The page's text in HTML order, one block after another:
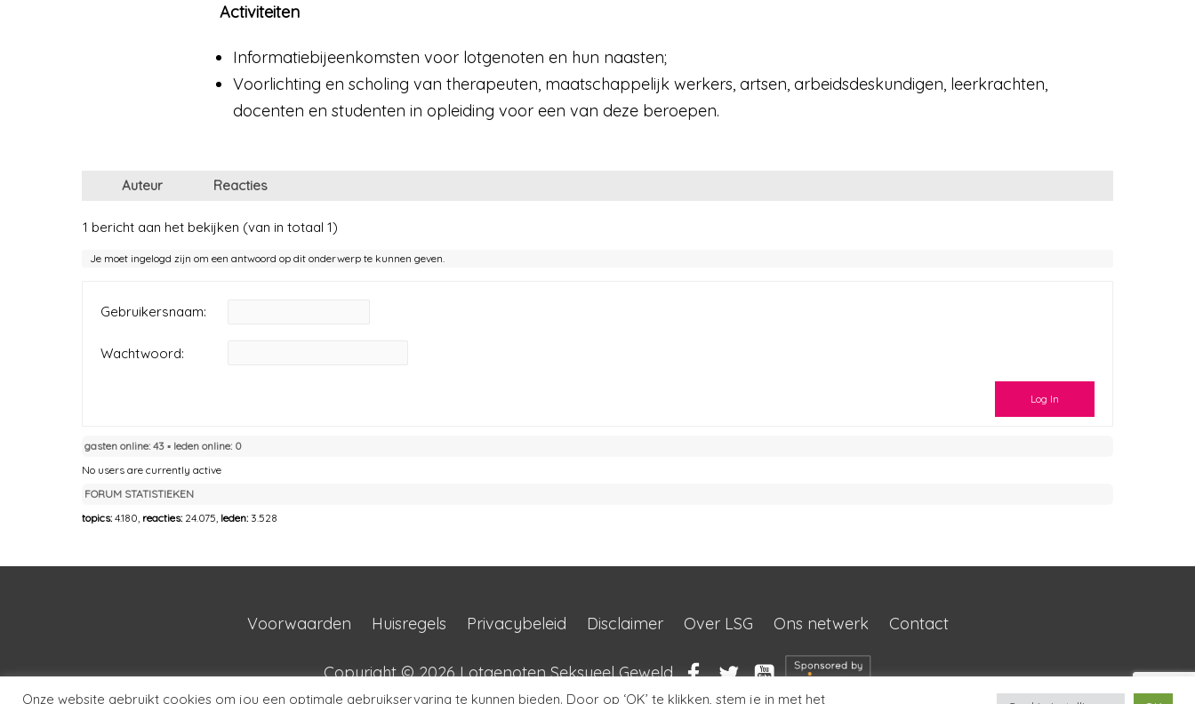
Activiteiten
Informatiebijeenkomsten voor lotgenoten en hun naasten;
Voorlichting en scholing van therapeuten, maatschappelijk werkers, artsen, arbeidsdeskundigen, leerkrachten,
docenten en studenten in opleiding voor een van deze beroepen.
Auteur Reacties
1 bericht aan het bekijken (van in totaal 1)
Je moet ingelogd zijn om een antwoord op dit onderwerp te kunnen geven.
Gebruikersnaam:
Wachtwoord:
Log In
gasten online: 43 ▪︎ leden online: 0
No users are currently active
FORUM STATISTIEKEN
topics: 4.180, reacties: 24.075, leden: 3.528
Voorwaarden Huisregels Privacybeleid Disclaimer Over LSG Ons netwerk Contact
Copyright © 2026Lotgenoten Seksueel Geweld
Onze website gebruikt cookies om jou een optimale gebruikservaring te kunnen bieden. Door op ‘OK’ te klikken, stem je in met het